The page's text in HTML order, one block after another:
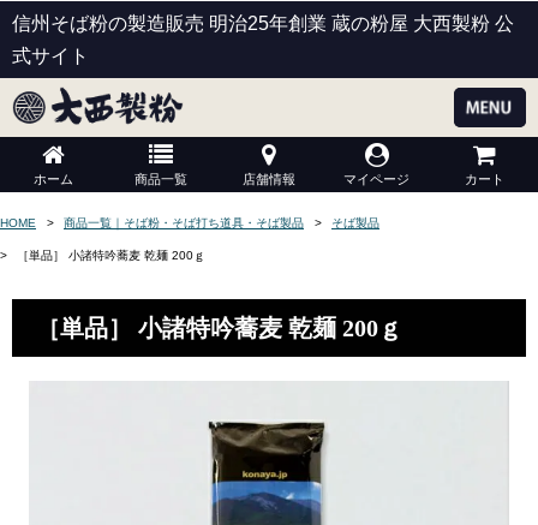
信州そば粉の製造販売 明治25年創業 蔵の粉屋 大西製粉 公
式サイト
ホーム 商品一覧 店舗情報 マイページ カート
HOME 商品一覧｜そば粉・そば打ち道具・そば製品 そば製品
［単品］ 小諸特吟蕎麦 乾麺 200ｇ
［単品］ 小諸特吟蕎麦 乾麺 200ｇ